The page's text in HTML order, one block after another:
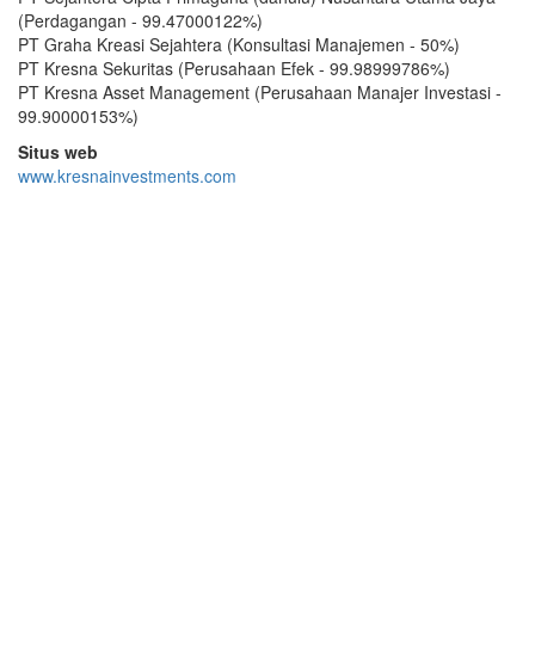
(Perdagangan - 99.47000122%)
PT Graha Kreasi Sejahtera (Konsultasi Manajemen - 50%)
PT Kresna Sekuritas (Perusahaan Efek - 99.98999786%)
PT Kresna Asset Management (Perusahaan Manajer Investasi -
99.90000153%)
Situs web
www.kresnainvestments.com